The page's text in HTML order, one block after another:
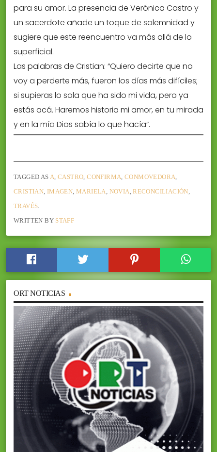
para su amor. La presencia de Verónica Castro y
un sacerdote añade un toque de solemnidad y
sugiere que este reencuentro va más allá de lo
superficial.
Las palabras de Cristian: “Quiero decirte que no
voy a perderte más, fueron los días más difíciles;
si supieras lo sola que ha sido mi vida, pero ya
estás acá. Haremos historia mi amor, en tu mirada
y en la mía Dios sabía lo que hacía”.
TAGGED AS A ,CASTRO ,CONFIRMA ,CONMOVEDORA
CRISTIAN IMAGEN ,MARIELA NOVIA ,RECONCILIACIÓN
TRAVÉS
WRITTEN BY STAFF
ORT NOTICIAS